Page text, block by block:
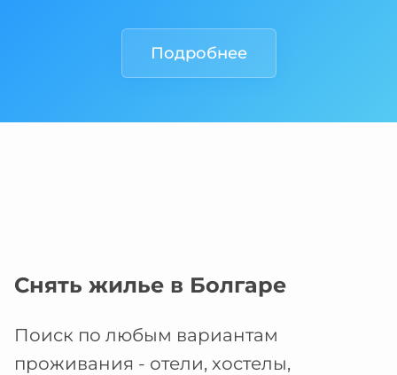
Подробнее
Снять жилье в Болгаре
Поиск по любым вариантам
проживания - отели, хостелы,